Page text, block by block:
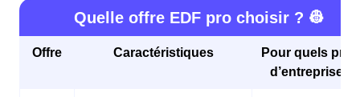
Quelle offre EDF pro choisir ? 👷
Offre Caractéristiques
Pour quels
d’entreprises